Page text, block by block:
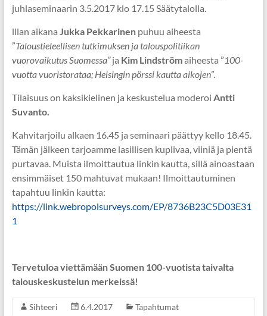
juhlaseminaarin 3.5.2017 klo 17.15 Säätytalolla.
lllan aikana Jukka Pekkarinenpuhuu aiheesta
”Taloustieleellisen tutkimuksen ja talouspolitiikan
vuorovaikutus Suomessa”ja Kim Lindströmaiheesta ”100-
vuotta vuoristorataa; Helsingin pörssi kautta aikojen”.
Tilaisuus on kaksikielinen ja keskustelua moderoi Antti
Suvanto.
Kahvitarjoilu alkaen 16.45 ja seminaari päättyy kello 18.45.
Tämän jälkeen tarjoamme lasillisen kuplivaa, viiniä ja pientä
purtavaa. Muista ilmoittautua linkin kautta, sillä ainoastaan
ensimmäiset 150 mahtuvat mukaan! Ilmoittautuminen
tapahtuu linkin kautta:
https://link.webropolsurveys.com/EP/8736B23C5D03E31
1
Tervetuloa viettämään Suomen 100-vuotista taivalta
talouskeskustelun merkeissä!
Sihteeri 6.4.2017 Tapahtumat